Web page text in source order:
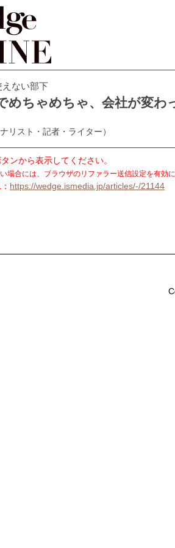
ない部下
めちゃめちゃ、会社が変わ
ナリスト・記者・ライター）
ンから表示してください。
場合には、ブラウザのリファラー送信設定を有効に
https://wedge.ismedia.jp/articles/-/21144